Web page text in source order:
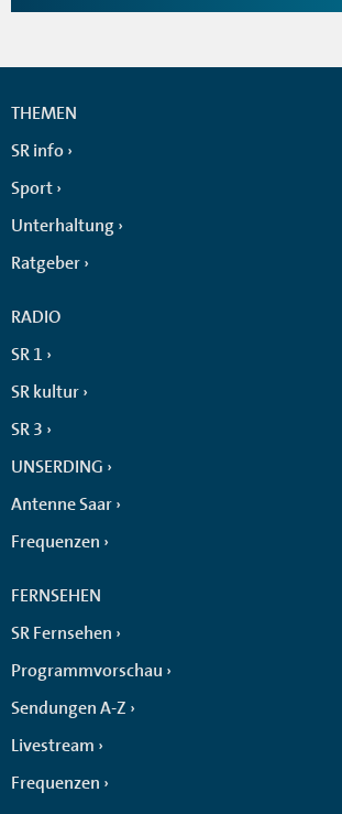
THEMEN
SR info
Sport
Unterhaltung
Ratgeber
RADIO
SR 1
SR kultur
SR 3
UNSERDING
Antenne Saar
Frequenzen
FERNSEHEN
SR Fernsehen
Programmvorschau
Sendungen A-Z
Livestream
Frequenzen